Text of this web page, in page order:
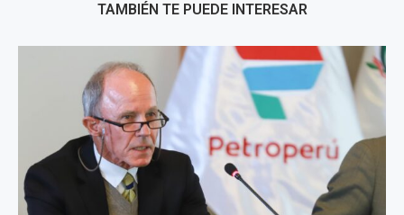
TAMBIÉN TE PUEDE INTERESAR